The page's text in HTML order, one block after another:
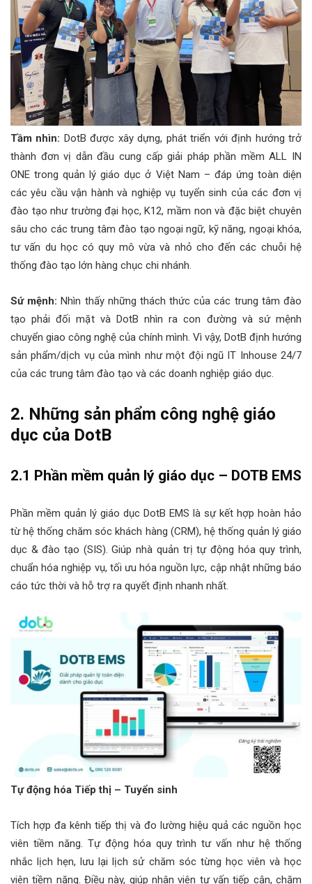
Tầm nhìn: DotB được xây dựng, phát triển với định hướng trở
thành đơn vị dẫn đầu cung cấp giải pháp phần mềm ALL IN
ONE trong quản lý giáo dục ở Việt Nam – đáp ứng toàn diện
các yêu cầu vận hành và nghiệp vụ tuyển sinh của các đơn vị
đào tạo như trường đại học, K12, mầm non và đặc biệt chuyên
sâu cho các trung tâm đào tạo ngoại ngữ, kỹ năng, ngoại khóa,
tư vấn du học có quy mô vừa và nhỏ cho đến các chuỗi hệ
thống đào tạo lớn hàng chục chi nhánh.
Sứ mệnh: Nhìn thấy những thách thức của các trung tâm đào
tạo phải đối mặt và DotB nhìn ra con đường và sứ mệnh
chuyển giao công nghệ của chính mình. Vì vậy, DotB định hướng
sản phẩm/dịch vụ của mình như một đội ngũ IT Inhouse 24/7
của các trung tâm đào tạo và các doanh nghiệp giáo dục.
2. Những sản phẩm công nghệ giáo
dục của DotB
2.1 Phần mềm quản lý giáo dục – DOTB EMS
Phần mềm quản lý giáo dục DotB EMS là sự kết hợp hoàn hảo
từ hệ thống chăm sóc khách hàng (CRM), hệ thống quản lý giáo
dục & đào tạo (SIS). Giúp nhà quản trị tự động hóa quy trình,
chuẩn hóa nghiệp vụ, tối ưu hóa nguồn lực, cập nhật những báo
cáo tức thời và hỗ trợ ra quyết định nhanh nhất.
Tự động hóa Tiếp thị – Tuyển sinh
Tích hợp đa kênh tiếp thị và đo lường hiệu quả các nguồn học
viên tiềm năng. Tự động hóa quy trình tư vấn như hệ thống
nhắc lịch hẹn, lưu lại lịch sử chăm sóc từng học viên và học
viên tiềm năng. Điều này, giúp nhân viên tư vấn tiếp cận, chăm